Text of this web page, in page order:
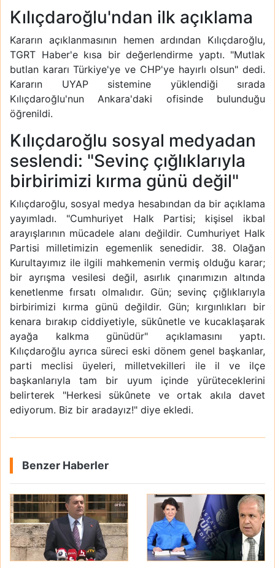
Kılıçdaroğlu'ndan ilk açıklama
Kararın açıklanmasının hemen ardından Kılıçdaroğlu,
TGRT Haber'e kısa bir değerlendirme yaptı. "Mutlak
butlan kararı Türkiye'ye ve CHP'ye hayırlı olsun" dedi.
Kararın UYAP sistemine yüklendiği sırada
Kılıçdaroğlu'nun Ankara'daki ofisinde bulunduğu
öğrenildi.
Kılıçdaroğlu sosyal medyadan
seslendi: "Sevinç çığlıklarıyla
birbirimizi kırma günü değil"
Kılıçdaroğlu, sosyal medya hesabından da bir açıklama
yayımladı. "Cumhuriyet Halk Partisi; kişisel ikbal
arayışlarının mücadele alanı değildir. Cumhuriyet Halk
Partisi milletimizin egemenlik senedidir. 38. Olağan
Kurultayımız ile ilgili mahkemenin vermiş olduğu karar;
bir ayrışma vesilesi değil, asırlık çınarımızın altında
kenetlenme fırsatı olmalıdır. Gün; sevinç çığlıklarıyla
birbirimizi kırma günü değildir. Gün; kırgınlıkları bir
kenara bırakıp ciddiyetiyle, sükûnetle ve kucaklaşarak
ayağa kalkma günüdür" açıklamasını yaptı.
Kılıçdaroğlu ayrıca süreci eski dönem genel başkanlar,
parti meclisi üyeleri, milletvekilleri ile il ve ilçe
başkanlarıyla tam bir uyum içinde yürüteceklerini
belirterek "Herkesi sükûnete ve ortak akıla davet
ediyorum. Biz bir aradayız!" diye ekledi.
Benzer Haberler